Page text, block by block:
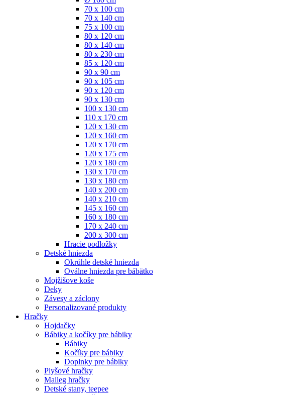
70 x 100 cm
70 x 140 cm
75 x 100 cm
80 x 120 cm
80 x 140 cm
80 x 230 cm
85 x 120 cm
90 x 90 cm
90 x 105 cm
90 x 120 cm
90 x 130 cm
100 x 130 cm
110 x 170 cm
120 x 130 cm
120 x 160 cm
120 x 170 cm
120 x 175 cm
120 x 180 cm
130 x 170 cm
130 x 180 cm
140 x 200 cm
140 x 210 cm
145 x 160 cm
160 x 180 cm
170 x 240 cm
200 x 300 cm
Hracie podložky
Detské hniezda
Okrúhle detské hniezda
Oválne hniezda pre bábätko
Mojžišove koše
Deky
Závesy a záclony
Personalizované produkty
Hračky
Hojdačky
Bábiky a kočíky pre bábiky
Bábiky
Kočíky pre bábiky
Doplnky pre bábiky
Plyšové hračky
Maileg hračky
Detské stany, teepee